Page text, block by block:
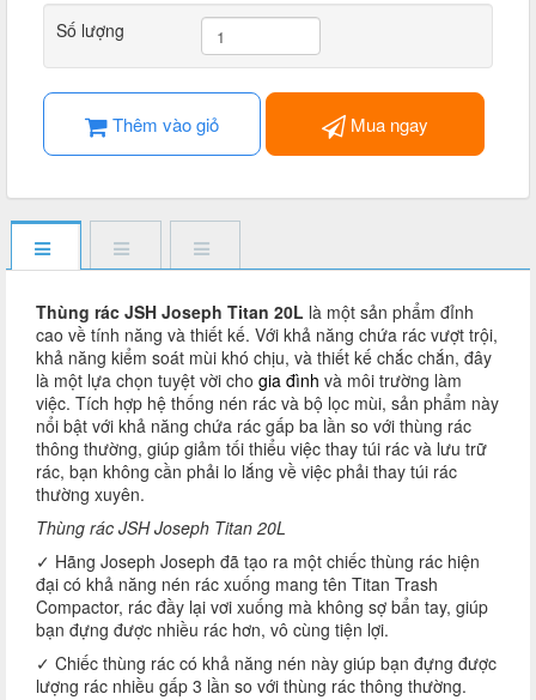
Số lượng
Thêm vào giỏ Mua ngay
Thùng rác JSH Joseph Titan 20L là một sản phẩm đỉnh
cao về tính năng và thiết kế. Với khả năng chứa rác vượt trội,
khả năng kiểm soát mùi khó chịu, và thiết kế chắc chắn, đây
là một lựa chọn tuyệt vời cho gia đình và môi trường làm
việc. Tích hợp hệ thống nén rác và bộ lọc mùi, sản phẩm này
nổi bật với khả năng chứa rác gấp ba lần so với thùng rác
thông thường, giúp giảm tối thiểu việc thay túi rác và lưu trữ
rác, bạn không cần phải lo lắng về việc phải thay túi rác
thường xuyên.
Thùng rác JSH Joseph Titan 20L
✓ Hãng Joseph Joseph đã tạo ra một chiếc thùng rác hiện
đại có khả năng nén rác xuống mang tên Titan Trash
Compactor, rác đầy lại vơi xuống mà không sợ bẩn tay, giúp
bạn đựng được nhiều rác hơn, vô cùng tiện lợi.
✓ Chiếc thùng rác có khả năng nén này giúp bạn đựng được
lượng rác nhiều gấp 3 lần so với thùng rác thông thường.